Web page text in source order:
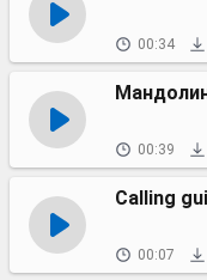
00:34
00:39
Calling
00:07